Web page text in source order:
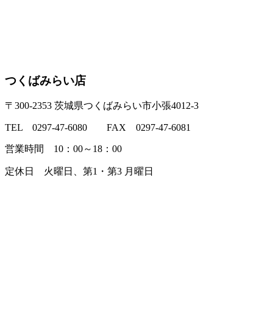
つくばみらい店
〒300-2353 茨城県つくばみらい市小張4012-3
TEL 0297-47-6080 FAX 0297-47-6081
営業時間 10：00～18：00
定休日 火曜日、第1・第3 月曜日